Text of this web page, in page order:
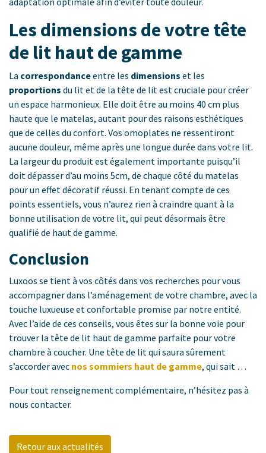
Les dimensions de votre tête
de lit haut de gamme
La correspondanceentre les dimensions et les
proportions du lit et de la tête de lit est cruciale pour créer
un espace harmonieux. Elle doit être au moins 40 cm plus
haute que le matelas, autant pour des raisons esthétiques
que de celles du confort. Vos omoplates ne ressentiront
aucune douleur, même après une longue durée dans votre lit.
La largeur du produit est également importante puisqu’il
doit dépasser d’au moins 5cm, de chaque côté du matelas
pour un effet décoratif réussi. En tenant compte de ces
points essentiels, vous n’aurez rien à craindre quant à la
bonne utilisation de votre lit, qui peut désormais être
qualifié de haut de gamme.
Conclusion
Luxoos se tient à vos côtés dans vos recherches pour vous
accompagner dans l’aménagement de votre chambre, avec la
touche luxueuse et confortable promise par notre entité.
Avec l’aide de ces conseils, vous êtes sur la bonne voie pour
trouver la tête de lit haut de gamme parfaite pour votre
chambre à coucher. Une tête de lit qui saura sûrement
s’accorder avec nos sommiers haut de gamme, qui sait …
Pour tout renseignement complémentaire, n’hésitez pas à
nous contacter.
Retour aux actualités